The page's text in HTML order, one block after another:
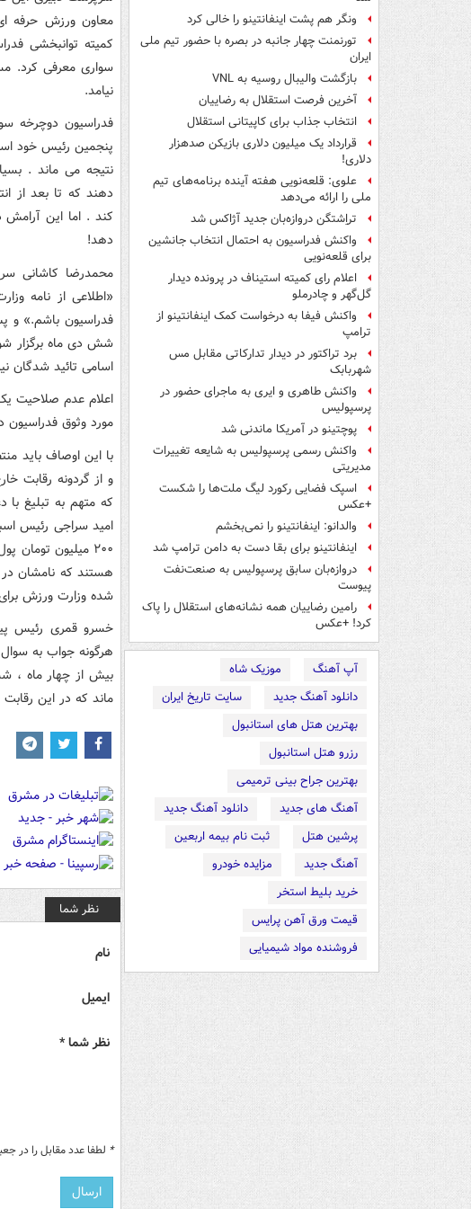
ونگر هم پشت اینفانتینو را خالی کرد
تورنمنت چهار جانبه در بصره با حضور تیم ملی
ایران
بازگشت والیبال روسیه به VNL
آخرین فرصت استقلال به رضاییان
انتخاب جذاب برای کاپیتانی استقلال
قرارداد یک میلیون دلاری بازیکن صدهزار
دلاری!
علوی: قلعه‌نویی هفته آینده برنامه‌های تیم
ملی را ارائه می‌دهد
تراِشتگن دروازه‌بان جدید آژاکس شد
واکنش فدراسیون به احتمال انتخاب جانشین
برای قلعه‌نویی
اعلام رای کمیته استیناف در پرونده دیدار
گل‌گهر و چادرملو
واکنش فیفا به درخواست کمک اینفانتینو از
ترامپ
برد تراکتور در دیدار تدارکاتی مقابل مس
شهربابک
واکنش طاهری و ایری به ماجرای حضور در
پرسپولیس
پوچتینو در آمریکا ماندنی شد
واکنش رسمی پرسپولیس به شایعه تغییرات
مدیریتی
اسپک فضایی رکورد لیگ ملت‌ها را شکست
+عکس
والدانو: اینفانتینو را نمی‌بخشم
اینفانتینو برای بقا دست به دامن ترامپ شد
دروازه‌بان سابق پرسپولیس به صنعت‌نفت
پیوست
رامین رضاییان همه نشانه‌های استقلال را پاک
کرد! +عکس
آپ آهنگ
موزیک شاه
دانلود آهنگ جدید
سایت تاریخ ایران
بهترین هتل های استانبول
رزرو هتل استانبول
بهترین جراح بینی ترمیمی
آهنگ های جدید
دانلود آهنگ جدید
پرشین هتل
ثبت نام بیمه اربعین
آهنگ جدید
مزایده خودرو
خرید بلیط استخر
قیمت ورق آهن پرایس
فروشنده مواد شیمیایی
معاون ورزش حرفه
کمیته توانبخشی
سواری معرفی کرد.
نیامد.
فدراسیون دوچرخه
پنجمین رئیس خود
نتیجه می ماند .
دهند که تا بعد از
کند . اما این
دهد!
محمدرضا کاشانی
«اطلاعی از نامه
فدراسیون باشم.» و
اسامی تائید شدگان
اعلام عدم صلاحیت
مورد وثوق فدراسیون
و از گردونه رقابت
که متهم به تبلیغ
امید سراجی رئیس
۲۰۰ میلیون
هستند که نامشان در
شده وزارت ورزش
خسرو قمری رئیس
هرگونه جواب به
بیش از چهار ماه ،
ماند که در این
نظر شما
نام
ایمیل
نظر شما *
* لطفا عدد مقابل را در